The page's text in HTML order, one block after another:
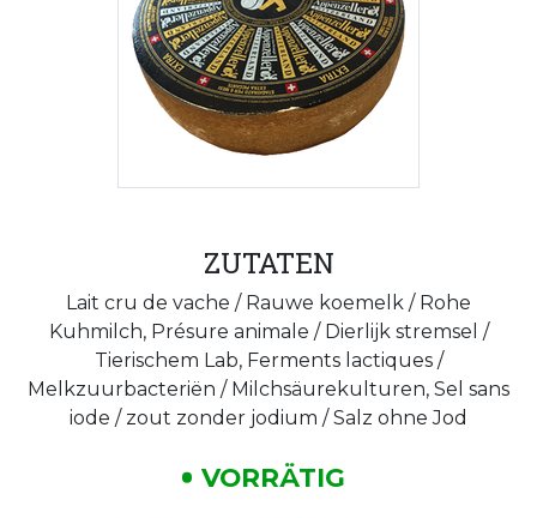
ZUTATEN
Lait cru de vache / Rauwe koemelk / Rohe
Kuhmilch, Présure animale / Dierlijk stremsel /
Tierischem Lab, Ferments lactiques /
Melkzuurbacteriën / Milchsäurekulturen, Sel sans
iode / zout zonder jodium / Salz ohne Jod
VORRÄTIG